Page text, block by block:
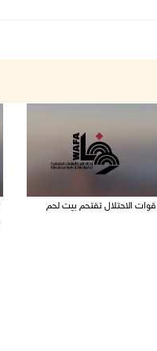
قوات الاحتلال تقتحم بيت لحم